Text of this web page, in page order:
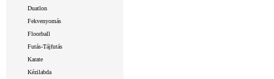
Duatlon
Fekvenyomás
Floorball
Futás-Tájfutás
Karate
Kézilabda